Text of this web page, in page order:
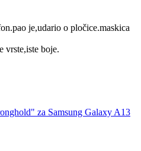
je,udario o pločice.maskica
vrste,iste boje.
za Samsung Galaxy A13